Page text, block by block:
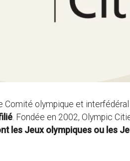
Comité olympique et
. Fondée en 2002, Olympic
les Jeux olympiques ou les